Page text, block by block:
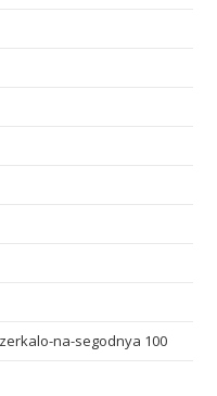
na-segodnya 100